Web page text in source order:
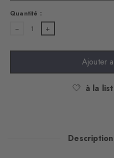
Quantité :
1
Ajouter
à la